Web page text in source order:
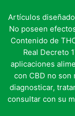
Artículos
No poseen
Contenido de
Real Decreto
aplicaciones
con CBD no son
diagnosticar,
consultar con su